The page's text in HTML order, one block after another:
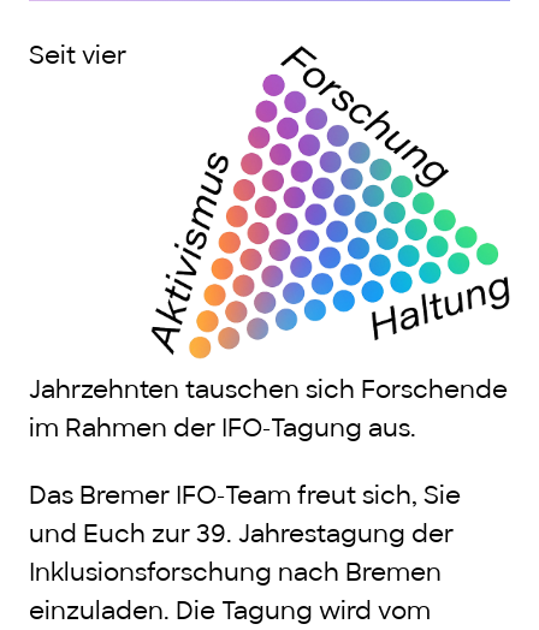
Seit vier
Jahrzehnten tauschen sich Forschende
im Rahmen der IFO-Tagung aus.
Das Bremer IFO-Team freut sich, Sie
und Euch zur 39. Jahrestagung der
Inklusionsforschung nach Bremen
einzuladen. Die Tagung wird vom